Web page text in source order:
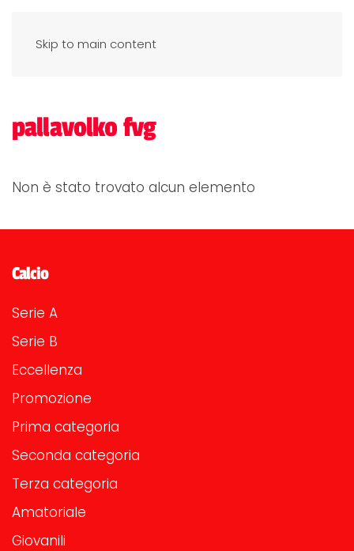
Skip to main content
pallavolko fvg
Non è stato trovato alcun elemento
Calcio
Serie A
Serie B
Eccellenza
Promozione
Prima categoria
Seconda categoria
Terza categoria
Amatoriale
Giovanili